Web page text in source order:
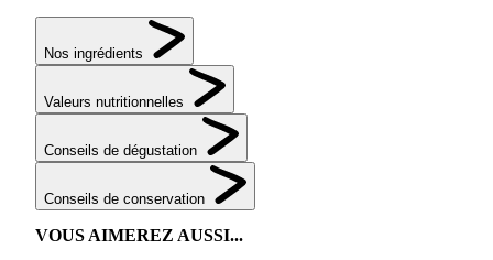
Nos ingrédients
Valeurs nutritionnelles
Conseils de dégustation
Conseils de conservation
VOUS AIMEREZ AUSSI...